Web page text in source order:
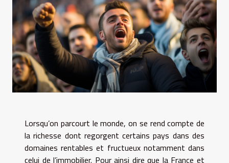
Lorsqu’on parcourt le monde, on se rend compte de
la richesse dont regorgent certains pays dans des
domaines rentables et fructueux notamment dans
celui de l’immobilier. Pour ainsi dire que la France et